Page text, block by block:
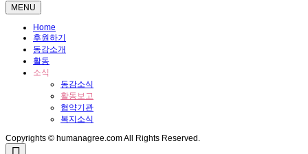
MENU
Home
후원하기
동감소개
활동
소식
동감소식
활동보고
협약기관
복지소식
Copyrights © humanagree.com All Rights Reserved.